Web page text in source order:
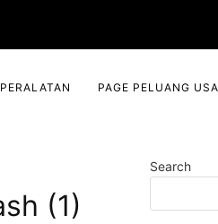
PERALATAN PAGE PELUANG
(1)
Search